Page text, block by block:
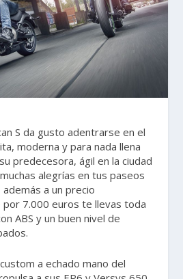
S da gusto adentrarse en el
moderna y para nada llena
predecesora, ágil en la ciudad
alegrías en tus paseos
a un precio
7.000 euros te llevas toda
ABS y un buen nivel de
a echado mano del